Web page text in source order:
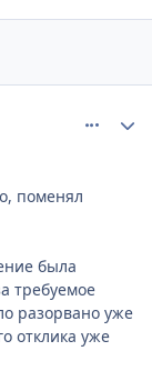
поменял
была
требуемое
разорвано уже
отклика уже